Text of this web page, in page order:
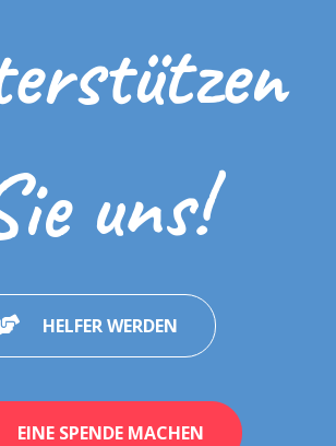
uns!
HELFER WERDEN
EINE SPENDE MACHEN